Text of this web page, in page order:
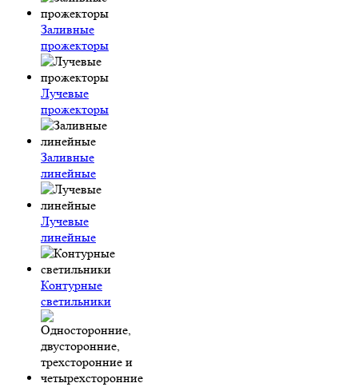
Заливные
прожекторы
Лучевые
прожекторы
Заливные
линейные
Лучевые
линейные
Контурные
светильники